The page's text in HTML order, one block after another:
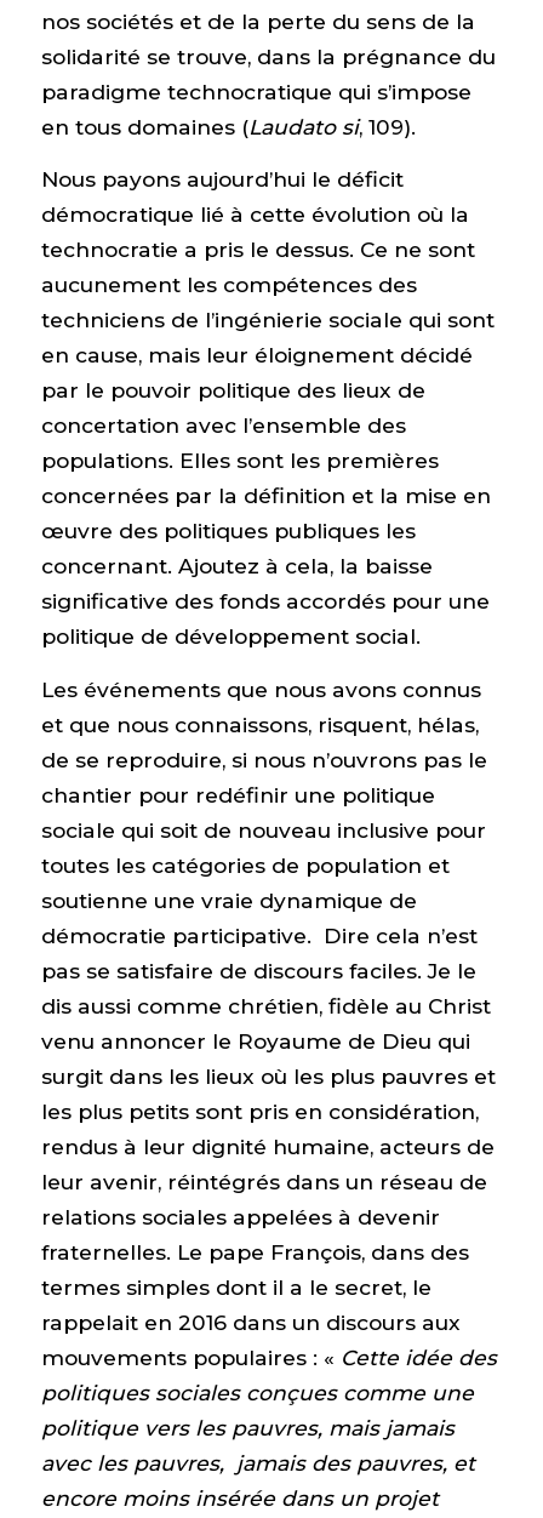
nos sociétés et de la perte du sens de la
solidarité se trouve, dans la prégnance du
paradigme technocratique qui s’impose
en tous domaines (Laudato si, 109).
Nous payons aujourd’hui le déficit
démocratique lié à cette évolution où la
technocratie a pris le dessus. Ce ne sont
aucunement les compétences des
techniciens de l’ingénierie sociale qui sont
en cause, mais leur éloignement décidé
par le pouvoir politique des lieux de
concertation avec l’ensemble des
populations. Elles sont les premières
concernées par la définition et la mise en
œuvre des politiques publiques les
concernant. Ajoutez à cela, la baisse
significative des fonds accordés pour une
politique de développement social.
Les événements que nous avons connus
et que nous connaissons, risquent, hélas,
de se reproduire, si nous n’ouvrons pas le
chantier pour redéfinir une politique
sociale qui soit de nouveau inclusive pour
toutes les catégories de population et
soutienne une vraie dynamique de
démocratie participative. Dire cela n’est
pas se satisfaire de discours faciles. Je le
dis aussi comme chrétien, fidèle au Christ
venu annoncer le Royaume de Dieu qui
surgit dans les lieux où les plus pauvres et
les plus petits sont pris en considération,
rendus à leur dignité humaine, acteurs de
leur avenir, réintégrés dans un réseau de
relations sociales appelées à devenir
fraternelles. Le pape François, dans des
termes simples dont il a le secret, le
rappelait en 2016 dans un discours aux
mouvements populaires : « Cette idée des
politiques sociales conçues comme une
politique vers les pauvres, mais jamais
avec les pauvres, jamais des pauvres, et
encore moins insérée dans un projet